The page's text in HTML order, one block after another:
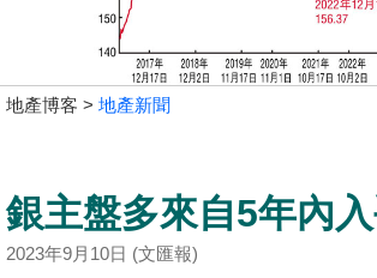
業
主
宅
谷
地產博客 > 地產新聞
銀主盤多來自5年內
2023年9月10日 (文匯報)